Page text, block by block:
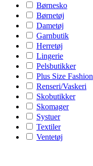
Børnesko
Børnetøj
Dametøj
Garnbutik
Herretøj
Lingerie
Pelsbutikker
Plus Size Fashion
Renseri/Vaskeri
Skobutikker
Skomager
Systuer
Textiler
Ventetøj